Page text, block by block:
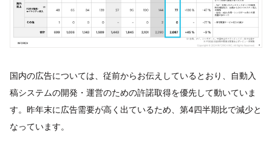
国内の広告については、従前からお伝えしているとおり、自動入
稿システムの開発・運営のための許諾取得を優先して動いていま
す。昨年末に広告需要が高く出ているため、第4四半期比で減少と
なっています。